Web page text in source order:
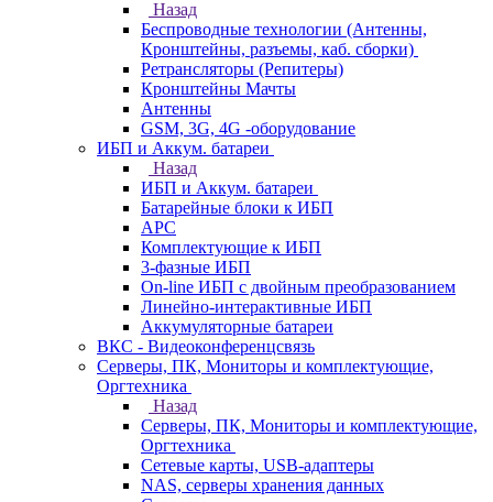
Назад
Беспроводные технологии (Антенны,
Кронштейны, разъемы, каб. сборки)
Ретрансляторы (Репитеры)
Кронштейны Мачты
Антенны
GSM, 3G, 4G -оборудование
ИБП и Аккум. батареи
Назад
ИБП и Аккум. батареи
Батарейные блоки к ИБП
APC
Комплектующие к ИБП
3-фазные ИБП
On-line ИБП с двойным преобразованием
Линейно-интерактивные ИБП
Аккумуляторные батареи
ВКС - Видеоконференцсвязь
Серверы, ПК, Мониторы и комплектующие,
Оргтехника
Назад
Серверы, ПК, Мониторы и комплектующие,
Оргтехника
Сетевые карты, USB-адаптеры
NAS, серверы хранения данных